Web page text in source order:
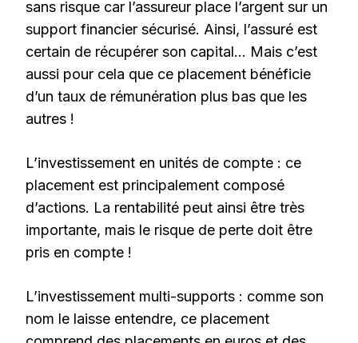
sans risque car l’assureur place l’argent sur un
support financier sécurisé. Ainsi, l’assuré est
certain de récupérer son capital… Mais c’est
aussi pour cela que ce placement bénéficie
d’un taux de rémunération plus bas que les
autres !
L’investissement en unités de compte : ce
placement est principalement composé
d’actions. La rentabilité peut ainsi être très
importante, mais le risque de perte doit être
pris en compte !
L’investissement multi-supports : comme son
nom le laisse entendre, ce placement